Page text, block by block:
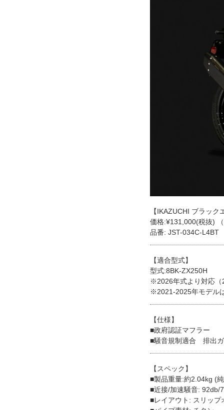
【IKAZUCHI ブラック
価格:¥131,000(税抜)
品番: JST-034C-L4BT
【適合型式】
型式:8BK-ZX250H
※2026年式より対応（
※2021-2025年モデル
【仕様】
■政府認証マフラー
■騒音規制適合 排出
【スペック】
■製品重量:約2.04kg (
■近接/加速騒音: 92db/
■レイアウト: スリップ